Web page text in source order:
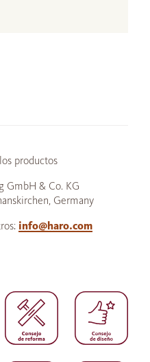
productos
GmbH & Co. KG
Germany
info@haro.com